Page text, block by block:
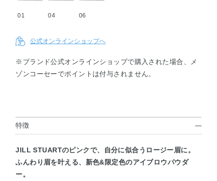
01 04 06
公式オンラインショップへ
※ブランド公式オンラインショップで購入された場合、メ
ゾンコーセーでポイントは付与されません。
特徴
JILL STUARTのピンクで、自分に似合うロージー眉に。
ふんわり眉を叶える、新色&限定色のアイブロウパウダ
ー。